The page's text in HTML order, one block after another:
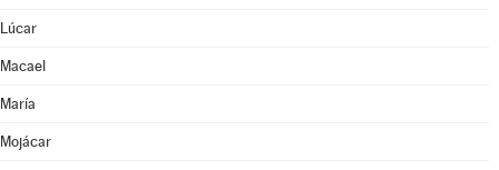
Lúcar
Macael
María
Mojácar